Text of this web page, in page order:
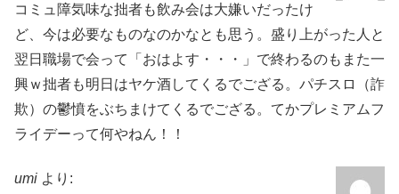
コミュ障気味な拙者も飲み会は大嫌いだったけ
ど、今は必要なものなのかなとも思う。盛り上がった人と
翌日職場で会って「おはよす・・・」で終わるのもまた一
興ｗ拙者も明日はヤケ酒してくるでござる。パチスロ（詐
欺）の鬱憤をぶちまけてくるでござる。てかプレミアムフ
ライデーって何やねん！！
umi より: